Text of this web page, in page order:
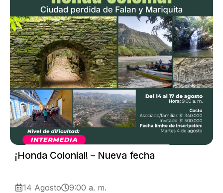
¡Honda Colonial! – Nueva fecha
14 Agosto 9:00 a. m.